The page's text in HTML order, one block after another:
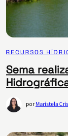
RECURSOS
Sema
porMaristela